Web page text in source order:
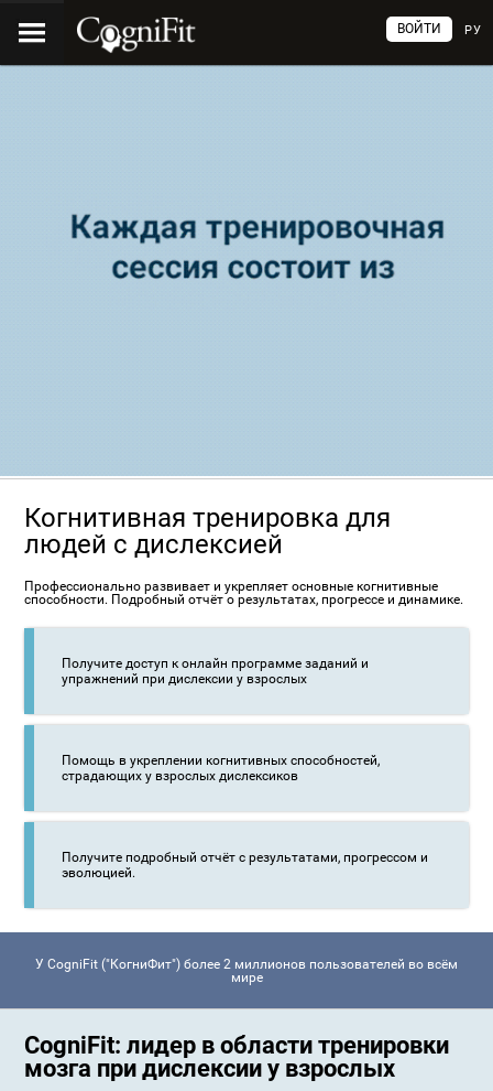
РУ
ВОЙТИ
Когнитивная тренировка для
людей с дислексией
Профессионально развивает и укрепляет основные когнитивные
способности. Подробный отчёт о результатах, прогрессе и динамике.
Получите доступ к онлайн программе заданий и
упражнений при дислексии у взрослых
Помощь в укреплении когнитивных способностей,
страдающих у взрослых дислексиков
Получите подробный отчёт с результатами, прогрессом и
эволюцией.
У CogniFit ("КогниФит") более 2 миллионов пользователей во всём
мире
CogniFit: лидер в области тренировки
мозга при дислексии у взрослых